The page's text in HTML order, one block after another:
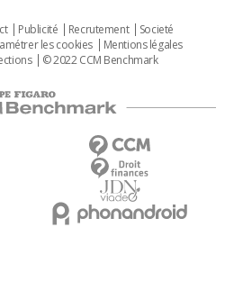
Publicité Recrutement
Societé
les cookies
Mentions légales
© 2022 CCM Benchmark